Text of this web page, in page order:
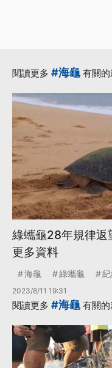
閱讀更多 #海龜有關的
綠蠵龜28年規律返
更多資料
海龜 綠蠵龜
2023/8/11 19:31
閱讀更多 #海龜有關的